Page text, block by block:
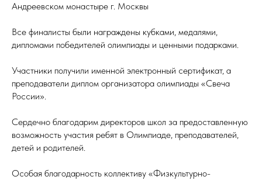
Андреевском монастыре г. Москвы
Все финалисты были награждены кубками, медалями,
дипломами победителей олимпиады и ценными подарками.
Участники получили именной электронный сертификат, а
преподаватели диплом организатора олимпиады «Свеча
России».
Сердечно благодарим директоров школ за предоставленную
возможность участия ребят в Олимпиаде, преподавателей,
детей и родителей.
Особая благодарность коллективу «Физкультурно-